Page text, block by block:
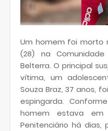
Um homem foi
(28) na
Belterra. O principal
vítima, um
Souza Braz, 37 anos,
espingarda.
homem estava em
Penitenciário há dias,